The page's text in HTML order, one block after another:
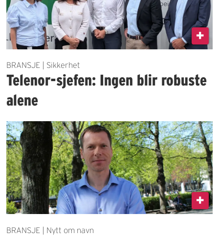
BRANSJE | Sikkerhet
Telenor-sjefen: Ingen blir robuste
alene
BRANSJE | Nytt om navn